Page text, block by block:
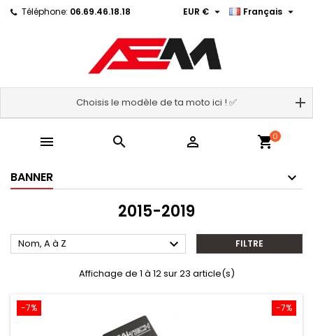
Téléphone: 06.69.46.18.18 Français 
EUR € 
Choisis le modèle de ta moto ici ! ✅
   shopping_cart0
BANNER
2015-2019
Nom, A à Z  FILTRE
Affichage de 1 à 12 sur 23 article(s)
-7%
-7%